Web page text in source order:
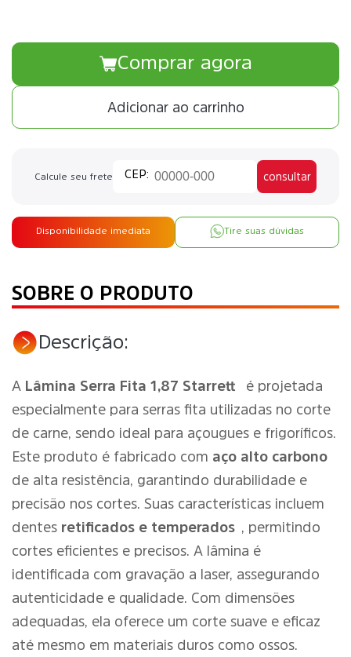
Adicionar ao carrinho
Comprar agora
Calcule seu frete consultar
Disponibilidade imediata Tire suas dúvidas
SOBRE O PRODUTO
Descrição:
A Lâmina Serra Fita 1,87 Starrett
é projetada
especialmente para serras fita utilizadas no corte
de carne, sendo ideal para açougues e frigoríficos.
Este produto é fabricado com aço alto carbono
de alta resistência, garantindo durabilidade e
precisão nos cortes. Suas características incluem
dentes retificados e temperados , permitindo
cortes eficientes e precisos. A lâmina é
identificada com gravação a laser, assegurando
autenticidade e qualidade. Com dimensões
adequadas, ela oferece um corte suave e eficaz
até mesmo em materiais duros como ossos.